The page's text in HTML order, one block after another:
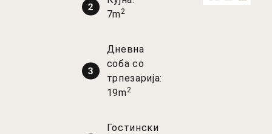
7m2
Дневна
соба со
трпезарија:
19m2
Гостински